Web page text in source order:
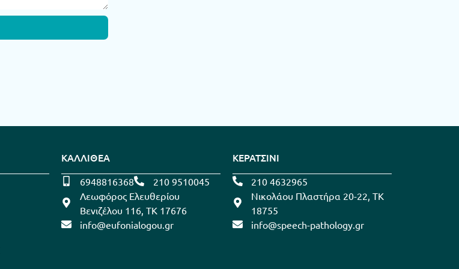
ΚΑΛΛΙΘΕΑ
6948816368
210 9510045
Λεωφόρος Ελευθερίου
Βενιζέλου 116, ΤΚ 17676
info@eufonialogou.gr
ΚΕΡΑΤΣΙΝΙ
210 4632965
Νικολάου Πλαστήρα 20-22, ΤΚ
18755
info@speech-pathology.gr